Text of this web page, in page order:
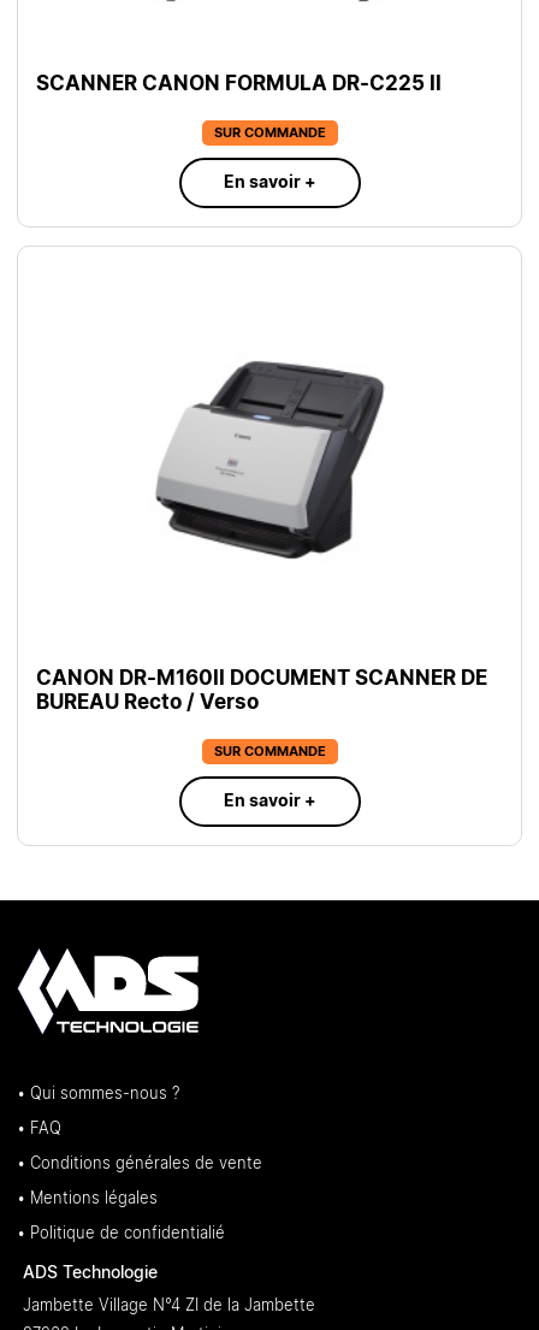
SCANNER CANON FORMULA DR-C225 II
SUR COMMANDE
En savoir +
CANON DR-M160II DOCUMENT SCANNER DE
BUREAU Recto / Verso
SUR COMMANDE
En savoir +
• Qui sommes-nous ?
• FAQ
• Conditions générales de vente
• Mentions légales
• Politique de confidentialié
ADS Technologie
Jambette Village N°4 ZI de la Jambette